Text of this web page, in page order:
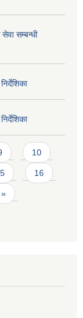
सम्बन्धी
10
16